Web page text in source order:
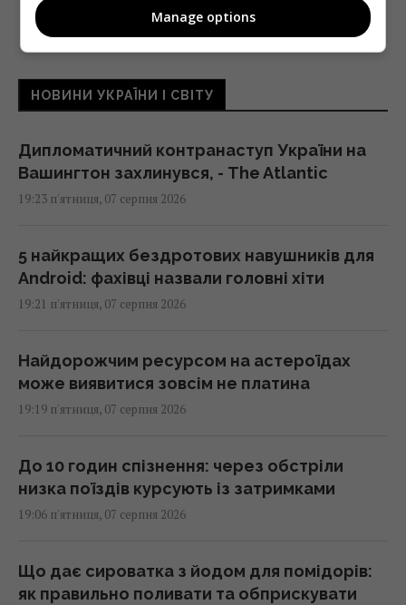
НОВИНИ УКРАЇНИ І СВІТУ
Дипломатичний контранаступ України на
Вашингтон захлинувся, - The Atlantic
19:23 п'ятниця, 07 серпня 2026
5 найкращих бездротових навушників для
Android: фахівці назвали головні хіти
19:21 п'ятниця, 07 серпня 2026
Найдорожчим ресурсом на астероїдах
може виявитися зовсім не платина
19:19 п'ятниця, 07 серпня 2026
До 10 годин спізнення: через обстріли
низка поїздів курсують із затримками
19:06 п'ятниця, 07 серпня 2026
Що дає сироватка з йодом для помідорів:
як правильно поливати та обприскувати
Manage options